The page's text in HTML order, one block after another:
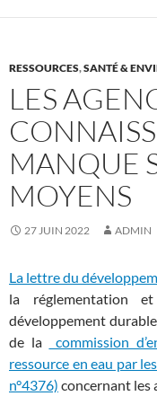
RESSOURCES,SANTÉ &
LES
MANQUE
MOYENS
27 JUIN 2022 ADMIN
La lettre du
la réglementation
développement
de la
commission
ressource en eau par
n°4376) concernant les